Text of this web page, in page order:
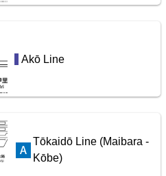
るスジ屋の苦労
Akō Line
Tōkaidō Line (Maibara -
Kōbe)